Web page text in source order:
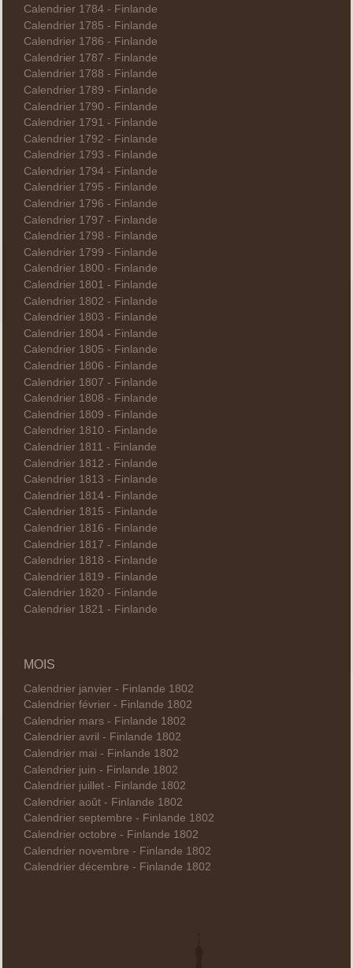
Calendrier 1784 - Finlande
Calendrier 1785 - Finlande
Calendrier 1786 - Finlande
Calendrier 1787 - Finlande
Calendrier 1788 - Finlande
Calendrier 1789 - Finlande
Calendrier 1790 - Finlande
Calendrier 1791 - Finlande
Calendrier 1792 - Finlande
Calendrier 1793 - Finlande
Calendrier 1794 - Finlande
Calendrier 1795 - Finlande
Calendrier 1796 - Finlande
Calendrier 1797 - Finlande
Calendrier 1798 - Finlande
Calendrier 1799 - Finlande
Calendrier 1800 - Finlande
Calendrier 1801 - Finlande
Calendrier 1802 - Finlande
Calendrier 1803 - Finlande
Calendrier 1804 - Finlande
Calendrier 1805 - Finlande
Calendrier 1806 - Finlande
Calendrier 1807 - Finlande
Calendrier 1808 - Finlande
Calendrier 1809 - Finlande
Calendrier 1810 - Finlande
Calendrier 1811 - Finlande
Calendrier 1812 - Finlande
Calendrier 1813 - Finlande
Calendrier 1814 - Finlande
Calendrier 1815 - Finlande
Calendrier 1816 - Finlande
Calendrier 1817 - Finlande
Calendrier 1818 - Finlande
Calendrier 1819 - Finlande
Calendrier 1820 - Finlande
Calendrier 1821 - Finlande
MOIS
Calendrier janvier - Finlande 1802
Calendrier février - Finlande 1802
Calendrier mars - Finlande 1802
Calendrier avril - Finlande 1802
Calendrier mai - Finlande 1802
Calendrier juin - Finlande 1802
Calendrier juillet - Finlande 1802
Calendrier août - Finlande 1802
Calendrier septembre - Finlande 1802
Calendrier octobre - Finlande 1802
Calendrier novembre - Finlande 1802
Calendrier décembre - Finlande 1802